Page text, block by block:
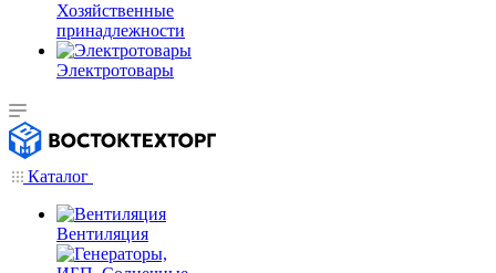
Хозяйственные
принадлежности
Электротовары
Каталог
Вентиляция